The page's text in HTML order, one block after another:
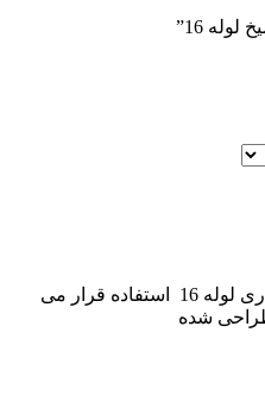
16”
میخ تثبیت یا نگهدارنده جهت نگهداری لوله 16 استفاده قرار می
طراحی شده